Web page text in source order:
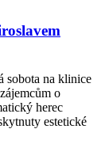
sobota na klinice
o
herec
estetické